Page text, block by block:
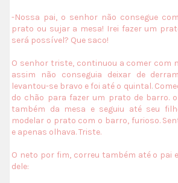
-Nossa pai, o senhor não consegue
prato ou sujar a mesa! Irei fazer um
será possível? Que saco!
O senhor triste, continuou a comer com
assim não conseguia deixar de
levantou-se bravo e foi até o quintal.
do chão para fazer um prato de barro.
também da mesa e seguiu até seu
modelar o prato com o barro, furioso.
e apenas olhava. Triste.
O neto por fim, correu também até o pai
dele: